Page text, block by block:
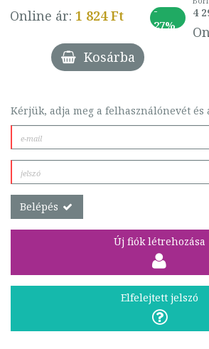
Online ár: 1 824 Ft
-
27%
Kosárba
4
Kérjük, adja meg a felhasználónevét és
Belépés
Új fiók létrehozása
Elfelejtett jelszó